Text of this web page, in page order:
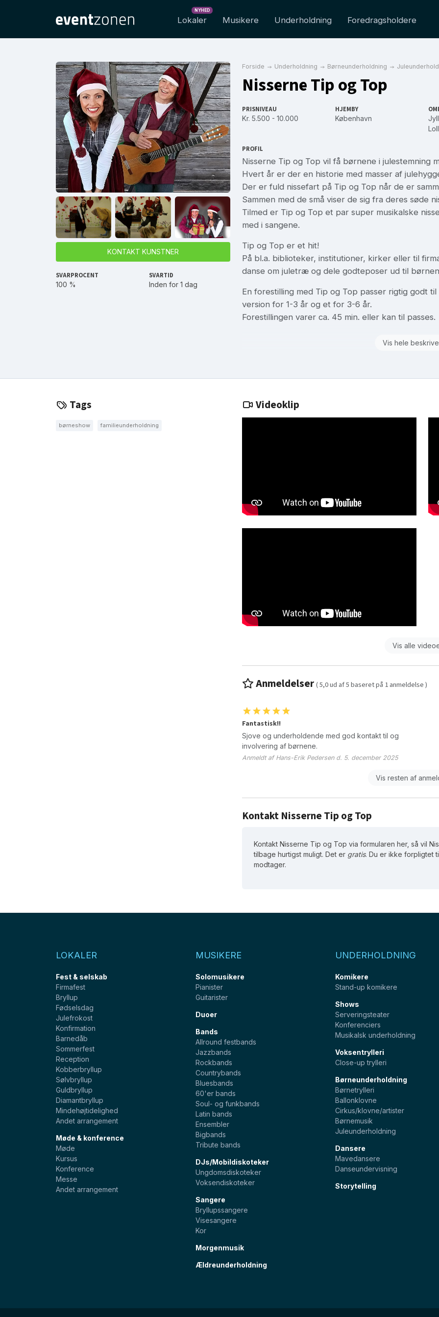
Lokaler
NYHED
Musikere Underholdning Foredragsholdere
KONTAKT KUNSTNER
SVARPROCENT
100 %
SVARTID
Inden for 1 dag
Forside Underholdning Børneunderholdning
Nisserne Tip og Top
PRISNIVEAU
Kr. 5.500 - 10.000
HJEMBY
København
PROFIL
Nisserne Tip og Top vil få børnene i julestemning
Hvert år er der en historie med masser af
Der er fuld nissefart på Tip og Top når de er
Sammen med de små viser de sig fra deres søde
Tilmed er Tip og Top et par super musikalske
med i sangene.
Tip og Top er et hit!
På bl.a. biblioteker, institutioner, kirker eller til
danse om juletræ og dele godteposer ud til
En forestilling med Tip og Top passer rigtig godt
version for 1-3 år og et for 3-6 år.
Forestillingen varer ca. 45 min. eller kan til passes.
Vis hele
Tags
børneshow familieunderholdning
Videoklip
Vis alle
Anmeldelser(5,0ud af5baseret på 1anmeldelse )
Fantastisk!!
Sjove og underholdende med god kontakt til og
involvering af børnene.
Anmeldt af Hans-Erik Pedersen d. 5. december 2025
Vis resten af
Kontakt Nisserne Tip og Top
Kontakt Nisserne Tip og Top via formularen her, så vil
tilbage hurtigst muligt. Det er gratis. Du er ikke forpligtet
modtager.
LOKALER
Fest & selskab
Firmafest
Bryllup
Fødselsdag
Julefrokost
Konfirmation
Barnedåb
Sommerfest
Reception
Kobberbryllup
Sølvbryllup
Guldbryllup
Diamantbryllup
Mindehøjtidelighed
Andet arrangement
Møde & konference
Møde
Kursus
Konference
Messe
Andet arrangement
MUSIKERE
Solomusikere
Pianister
Guitarister
Duoer
Bands
Allround festbands
Jazzbands
Rockbands
Countrybands
Bluesbands
60'er bands
Soul- og funkbands
Latin bands
Ensembler
Bigbands
Tribute bands
DJs/Mobildiskoteker
Ungdomsdiskoteker
Voksendiskoteker
Sangere
Bryllupssangere
Visesangere
Kor
Morgenmusik
Ældreunderholdning
UNDERHOLDNING
Komikere
Stand-up komikere
Shows
Serveringsteater
Konferenciers
Musikalsk underholdning
Voksentrylleri
Close-up trylleri
Børneunderholdning
Børnetrylleri
Ballonklovne
Cirkus/klovne/artister
Børnemusik
Juleunderholdning
Dansere
Mavedansere
Danseundervisning
Storytelling